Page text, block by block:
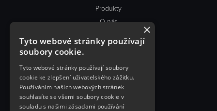
Produkty
O nás
Kontakt
RYCHLÝ KONTAKT
PEVEX spol. s.r.o.
×
Tyto webové stránky používají
soubory cookie.
Tyto webové stránky používají soubory
cookie ke zlepšení uživatelského zážitku.
Používáním našich webových stránek
souhlasíte se všemi soubory cookie v
souladu s našimi zásadami používání